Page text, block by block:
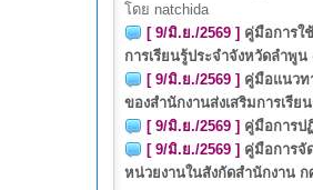
โดย natchida
[ 9/มิ.ย./2569 ] คู่มือการใ
การเรียนรู้ประจำจังหวัดลำพูน
[ 9/มิ.ย./2569 ] คู่มือแนวท
ของสำนักงานส่งเสริมการเรีย
[ 9/มิ.ย./2569 ] คู่มือการป
[ 9/มิ.ย./2569 ] คู่มือการจั
หน่วยงานในสังกัดสำนักงาน ก